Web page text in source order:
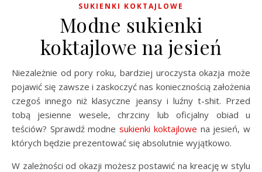
SUKIENKI KOKTAJLOWE
Modne sukienki
koktajlowe na jesień
Niezależnie od pory roku, bardziej uroczysta okazja może
pojawić się zawsze i zaskoczyć nas koniecznością założenia
czegoś innego niż klasyczne jeansy i luźny t-shit. Przed
tobą jesienne wesele, chrzciny lub oficjalny obiad u
teściów? Sprawdź modnesukienki koktajlowe na jesień, w
których będzie prezentować się absolutnie wyjątkowo.
W zależności od okazji możesz postawić na kreację w stylu